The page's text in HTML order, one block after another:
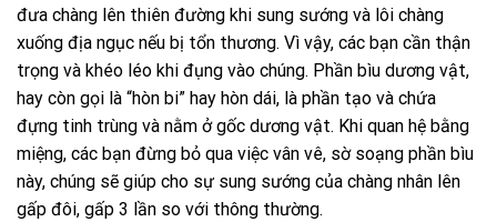
đưa chàng lên thiên đường khi sung sướng và lôi chàng
xuống địa ngục nếu bị tổn thương. Vì vậy, các bạn cần thận
trọng và khéo léo khi đụng vào chúng. Phần bìu dương vật,
hay còn gọi là “hòn bi” hay hòn dái, là phần tạo và chứa
đựng tinh trùng và nằm ở gốc dương vật. Khi quan hệ bằng
miệng, các bạn đừng bỏ qua việc vân vê, sờ soạng phần bìu
này, chúng sẽ giúp cho sự sung sướng của chàng nhân lên
gấp đôi, gấp 3 lần so với thông thường.